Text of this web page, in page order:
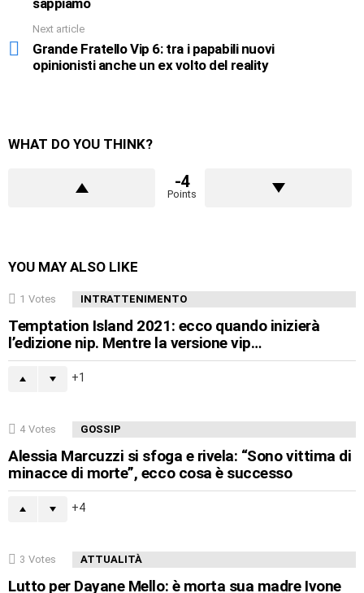
Next article
Grande Fratello Vip 6: tra i papabili nuovi
opinionisti anche un ex volto del reality
WHAT DO YOU THINK?
-4
Points
YOU MAY ALSO LIKE
1 Votes INTRATTENIMENTO
Temptation Island 2021: ecco quando inizierà
l’edizione nip. Mentre la versione vip…
1
4 Votes GOSSIP
Alessia Marcuzzi si sfoga e rivela: “Sono vittima di
minacce di morte”, ecco cosa è successo
4
3 Votes ATTUALITÀ
Lutto per Dayane Mello: è morta sua madre Ivone